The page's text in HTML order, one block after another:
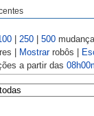
| 250| 500
| Mostrarrobôs |
a partir das